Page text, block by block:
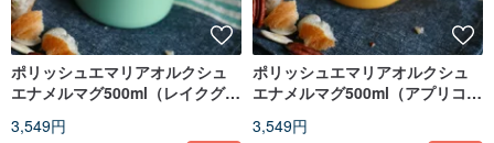
ポリッシュエマリアオルクシュ
エナメルマグ500ml（レイクグリ
3,549円
ポリッシュエマリアオルクシュ
エナメルマグ500ml（アプリコッ
3,549円